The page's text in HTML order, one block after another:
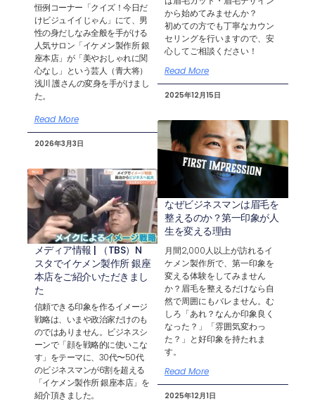
恒例コーナー「クイズ！今日だ
けビジュイイじゃん」にて、男
性の身だしなみ全般を手がける
人気サロン「イケメン製作所 銀
座本店」が「美やおしゃれに関
心なし」という芸人（青大将）
浅川 護さんの変身を手がけまし
た。
Read More
2026年3月3日
メディア情報 | （TBS）N
スタでイケメン製作所 銀座
本店をご紹介いただきまし
た
信頼できる印象を作るイメージ
戦略は、いまや政治家だけのも
のではありません。ビジネスシ
ーンで「顔を戦略的に使いこな
す」をテーマに、30代〜50代
のビジネスマンが6割を超える
「イケメン製作所 銀座本店」を
紹介頂きました。
から始めてみませんか？
初めての方でも丁寧なカウン
セリングを行いますので、安
心してご相談ください！
Read More
2025年12月15日
なぜビジネスマンは眉毛を
整えるのか？第一印象が人
生を変える理由
月間2,000人以上が訪れるイ
ケメン製作所で、第一印象を
変える体験をしてみません
か？眉毛を整えるだけなら自
然で周囲にもバレません。む
しろ「あれ？なんか印象良く
なった？」「雰囲気変わっ
た？」と好印象を持たれま
す。
Read More
2025年12月1日